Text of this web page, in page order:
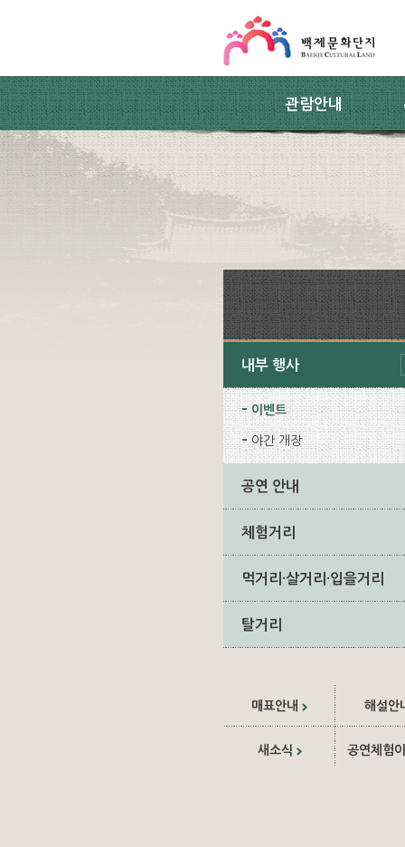
관람안내
내부 행사
이벤트
야간 개장
공연 안내
체험거리
먹거리·살거리·입을거리
탈거리
매표안내 해설안
새소식 공연체험